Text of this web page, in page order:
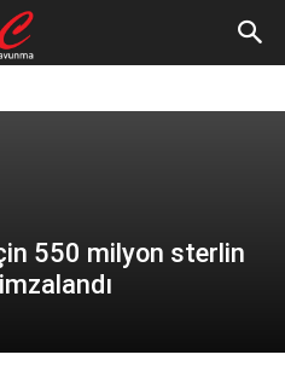
550 milyon sterlin